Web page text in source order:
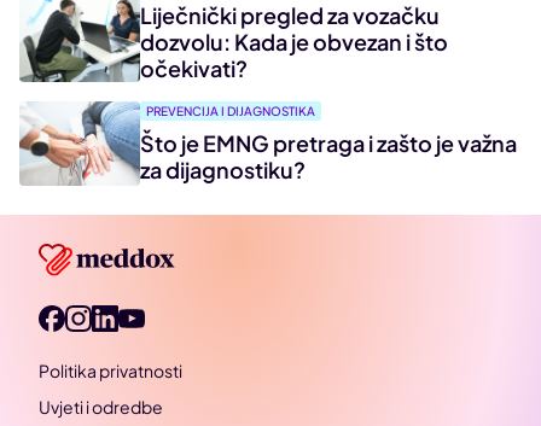
Liječnički pregled za vozačku
dozvolu: Kada je obvezan i što
očekivati?
PREVENCIJA I DIJAGNOSTIKA
Što je EMNG pretraga i zašto je važna
za dijagnostiku?
Politika privatnosti
Uvjeti i odredbe